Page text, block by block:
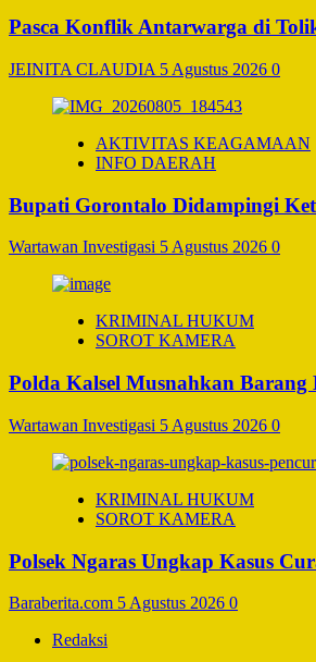
Pasca Konflik Antarwarga di
JEINITA CLAUDIA 5 Agustus 2026 0
AKTIVITAS KEAGAMAAN
INFO DAERAH
Bupati Gorontalo Didampingi
Wartawan Investigasi 5 Agustus 2026 0
KRIMINAL HUKUM
SOROT KAMERA
Polda Kalsel Musnahkan
Wartawan Investigasi 5 Agustus 2026 0
KRIMINAL HUKUM
SOROT KAMERA
Polsek Ngaras Ungkap Kasus
Baraberita.com 5 Agustus 2026 0
Redaksi